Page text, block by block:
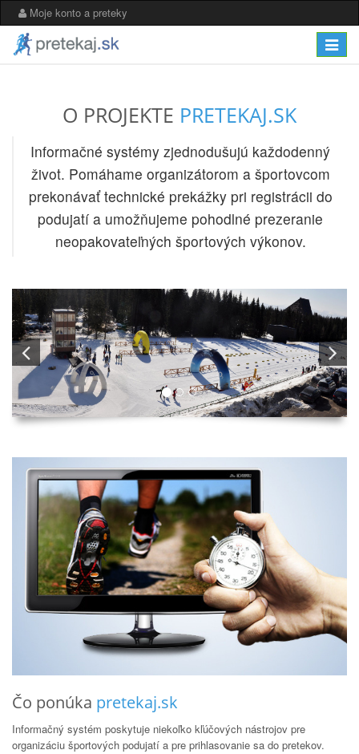
Moje konto a preteky
Toggle
O PROJEKTE PRETEKAJ.SK
Informačné systémy zjednodušujú každodenný
život. Pomáhame organizátorom a športovcom
prekonávať technické prekážky pri registrácii do
podujatí a umožňujeme pohodlné prezeranie
neopakovateľných športových výkonov.
Čo ponúka pretekaj.sk
Informačný systém poskytuje niekoľko kľúčových nástrojov pre
organizáciu športových podujatí a pre prihlasovanie sa do pretekov.